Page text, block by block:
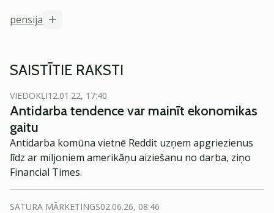
pensija
SAISTĪTIE RAKSTI
VIEDOKĻI12.01.22, 17:40
Antidarba tendence var mainīt ekonomikas
gaitu
Antidarba komūna vietnē Reddit uzņem apgriezienus
līdz ar miljoniem amerikāņu aiziešanu no darba, ziņo
Financial Times.
SATURA MĀRKETINGS02.06.26, 08:46